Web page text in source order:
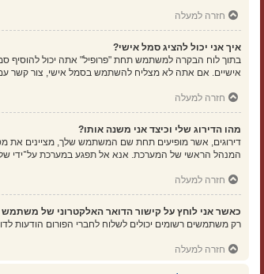
חזרה למעלה
איך אני יכול להציג סמל אישי?
אישיים. אם אתה לא מצליח להשתמש בסמל אישי, צור קשר
חזרה למעלה
מהו הדירוג שלי וכיצד אני משנה אותו?
דירוגים, אשר מופיעים תחת שם המשתמש שלך, מציינים את
המנהל הראשי של המערכת. אנא אל תפגע במערכת על־ידי
חזרה למעלה
כאשר אני לוחץ על קישור הדואר האלקטרוני של
רק משתמשים רשומים יכולים לשלוח לחברי הפורום הודעות
חזרה למעלה